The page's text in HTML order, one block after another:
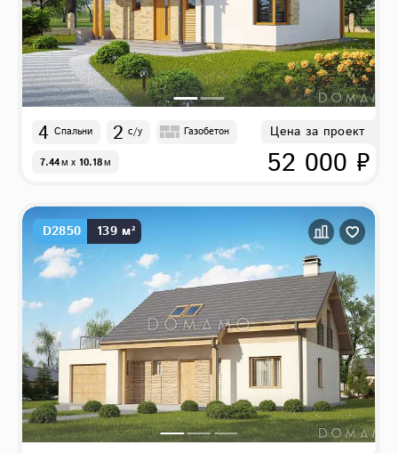
4 Спальни 2 с/у Газобетон
7.44м x 10.18м
Цена за проект
52 000 ₽
D2850 139 м²